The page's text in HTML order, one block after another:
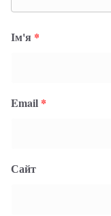
Ім'я *
Email *
Сайт